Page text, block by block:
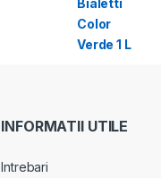
INFORMATII UTILE
Intrebari